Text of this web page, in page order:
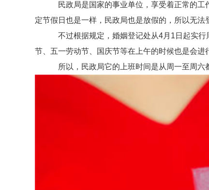
民政局是国家的事业单位，享受着正常的工
定节假日也是一样，民政局也是放假的，所以无法
不过根据规定，婚姻登记处从4月1日起实行
节、五一劳动节、国庆节等在上午的时候也是会进
所以，民政局它的上班时间是从周一至周六